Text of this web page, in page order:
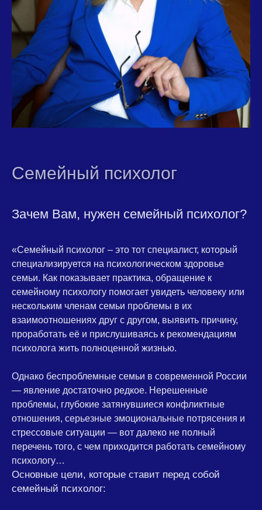
Семейный психолог
Зачем Вам, нужен семейный психолог?
«Семейный психолог – это тот специалист, который
специализируется на психологическом здоровье
семьи. Как показывает практика, обращение к
семейному психологу помогает увидеть человеку или
нескольким членам семьи проблемы в их
взаимоотношениях друг с другом, выявить причину,
проработать её и прислушиваясь к рекомендациям
психолога жить полноценной жизнью.
Однако беспроблемные семьи в современной России
— явление достаточно редкое. Нерешенные
проблемы, глубокие затянувшиеся конфликтные
отношения, серьезные эмоциональные потрясения и
стрессовые ситуации — вот далеко не полный
перечень того, с чем приходится работать семейному
психологу…
Основные цели, которые ставит перед собой
семейный психолог: